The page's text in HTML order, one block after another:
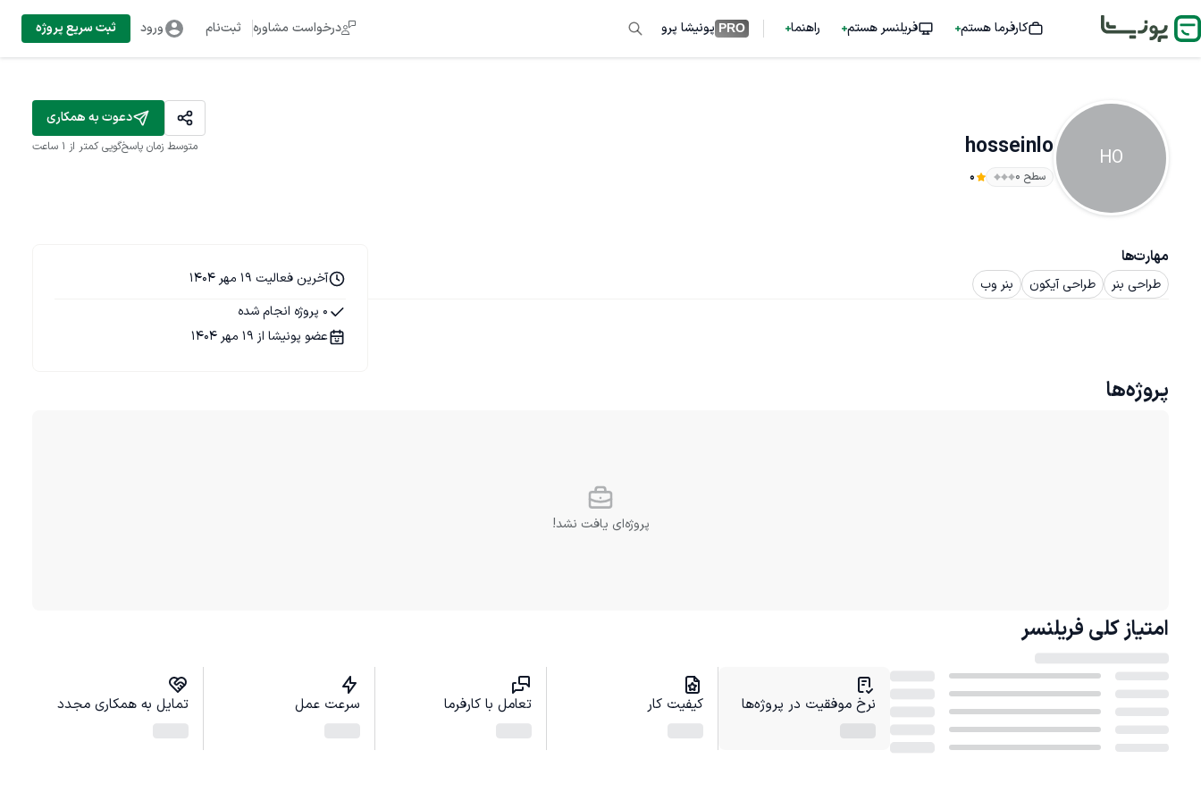
کارفرما هستم فریلنسر هستم راهنما PRO پونیشا پرو درخواست مشاوره ثبت‌نام ورود ثبت سریع پروژه
HO
hosseinlo
سطح ۰ 0
دعوت به همکاری
متوسط زمان پاسخ‌گویی کمتر از 1 ساعت
مهارت‌ها
طراحی بنر طراحی آیکون بنر وب
آخرین فعالیت 19 مهر 1404
0 پروژه انجام شده
عضو پونیشا از 19 مهر 1404
پروژه‌ها
پروژه‌ای یافت نشد!
امتیاز کلی فریلنسر
نرخ موفقیت در پروژه‌ها کیفیت کار تعامل با کارفرما سرعت عمل تمایل به همکاری مجدد